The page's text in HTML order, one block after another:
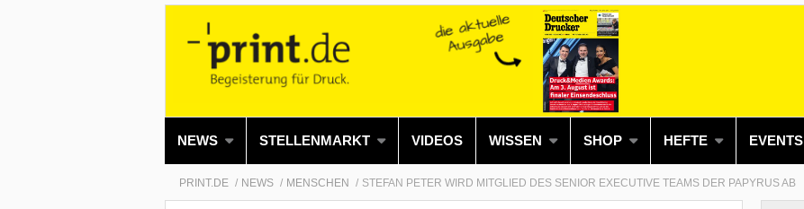
NEWS STELLENMARKT VIDEOS WISSEN SHOP HEFTE EVENTS
PRINT.DE NEWS MENSCHEN STEFAN PETER WIRD MITGLIED DES SENIOR EXECUTIVE TEAMS DER PAPYRUS AB